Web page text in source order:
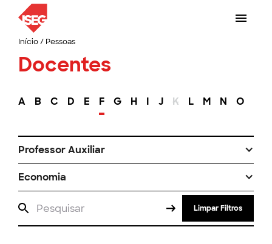
Início/ Pessoas
Docentes
A B C D E F G H I J K L M N O
Professor Auxiliar
Economia
Limpar Filtros